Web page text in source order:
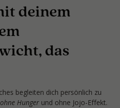
deinem
das
begleiten dich persönlich zu
ohne Hunger und ohne Jojo-Effekt.